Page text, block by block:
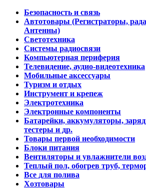
Безопасность и связь
Автотовары (Регистраторы,
Антенны)
Светотехника
Системы радиосвязи
Компьютерная периферия
Телевидение, аудио-видеотехника
Мобильные аксессуары
Туризм и отдых
Инструмент и крепеж
Электротехника
Электронные компоненты
Батарейки, аккумуляторы,
тестеры и др.
Товары первой необходимости
Блоки питания
Вентиляторы и увлажнители
Теплый пол, обогрев труб,
Все для полива
Хозтовары